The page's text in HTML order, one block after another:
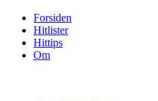
Forsiden
Hitlister
Hittips
Om